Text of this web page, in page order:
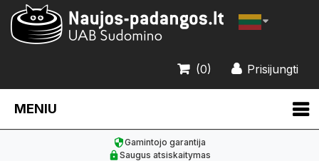
Prisijungti
(0)
MENIU
Gamintojo garantija
Saugus atsiskaitymas